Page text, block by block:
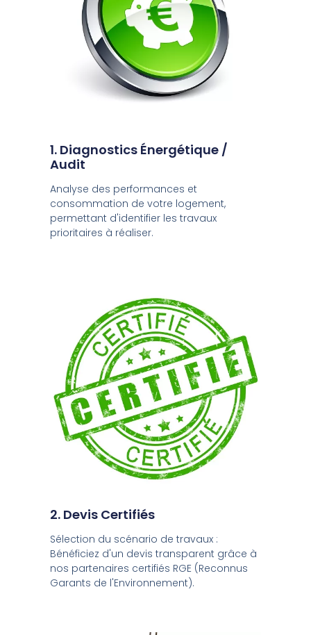
1. Diagnostics Énergétique /
Audit
Analyse des performances et
consommation de votre logement,
permettant d'identifier les travaux
prioritaires à réaliser.
2. Devis Certifiés
Sélection du scénario de travaux :
Bénéficiez d'un devis transparent grâce à
nos partenaires certifiés RGE (Reconnus
Garants de l'Environnement).